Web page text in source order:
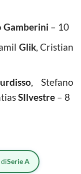
Gamberini – 10
Glik, Cristian
, Stefano
SIlvestre – 8
Serie A